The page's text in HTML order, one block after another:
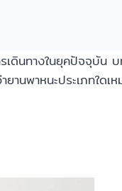
เดินทางในยุคปัจจุบัน
านพาหนะประเภทใดเ